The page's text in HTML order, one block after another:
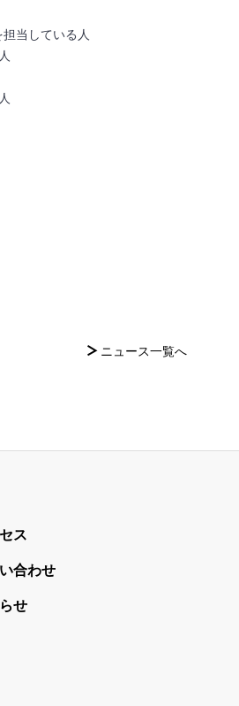
当している人
ニュース一覧へ
ス
合わせ
せ